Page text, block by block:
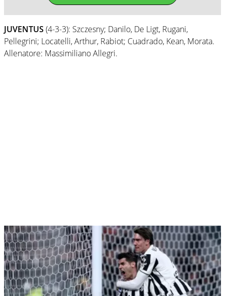
JUVENTUS (4-3-3): Szczesny; Danilo, De Ligt, Rugani,
Pellegrini; Locatelli, Arthur, Rabiot; Cuadrado, Kean, Morata.
Allenatore: Massimiliano Allegri.